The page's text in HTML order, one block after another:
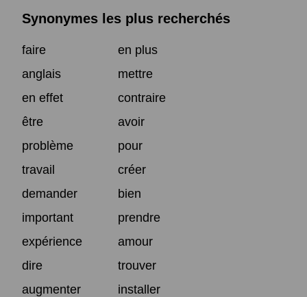
Synonymes les plus recherchés
faire
en plus
anglais
mettre
en effet
contraire
être
avoir
problème
pour
travail
créer
demander
bien
important
prendre
expérience
amour
dire
trouver
augmenter
installer